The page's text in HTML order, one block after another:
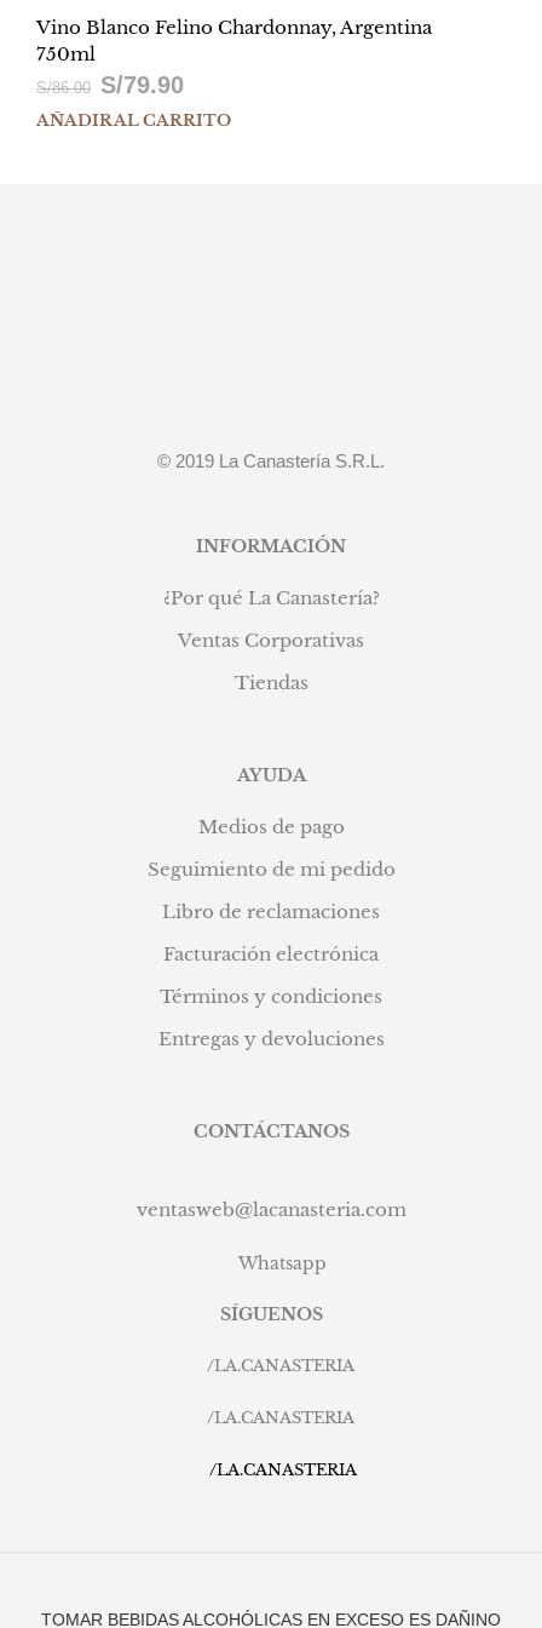
Vino Blanco Felino Chardonnay, Argentina
750ml
S/86.00 El
precio
S/79.90El
precio
AÑADIR AL CARRITO
© 2019 La Canastería S.R.L.
INFORMACIÓN
¿Por qué La Canastería?
Ventas Corporativas
Tiendas
AYUDA
Medios de pago
Seguimiento de mi pedido
Libro de reclamaciones
Facturación electrónica
Términos y condiciones
Entregas y devoluciones
CONTÁCTANOS
ventasweb@lacanasteria.com
Whatsapp
SÍGUENOS
/LA.CANASTERIA
/LA.CANASTERIA
/LA.CANASTERIA
TOMAR BEBIDAS ALCOHÓLICAS EN EXCESO ES DAÑINO